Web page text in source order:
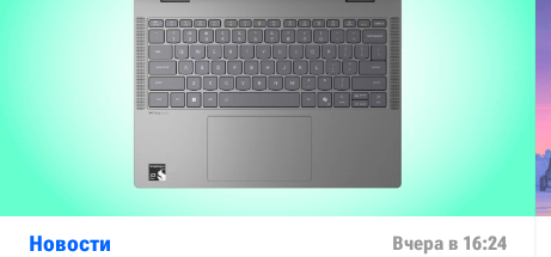
Новости Вчера в 16:24